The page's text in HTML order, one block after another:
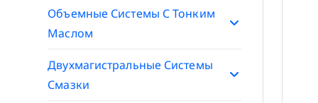
Объемные Системы С Тонким
Маслом
Двухмагистральные Системы
Смазки